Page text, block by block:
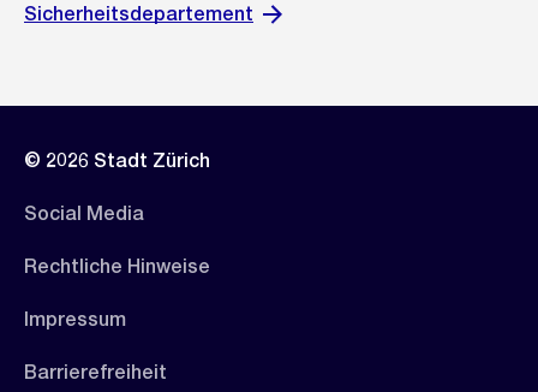
Sicherheitsdepartement
© 2026 Stadt Zürich
Social Media
Rechtliche Hinweise
Impressum
Barrierefreiheit